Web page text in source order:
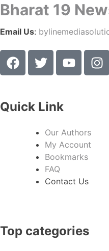
Bharat 19
Email Us:
Quick Link
Our Authors
My Account
Bookmarks
FAQ
Contact Us
Top categories